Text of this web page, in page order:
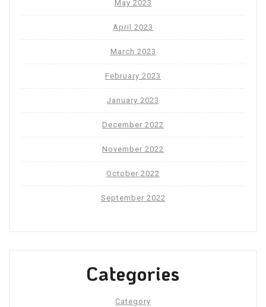
May 2023
April 2023
March 2023
February 2023
January 2023
December 2022
November 2022
October 2022
September 2022
Categories
Category